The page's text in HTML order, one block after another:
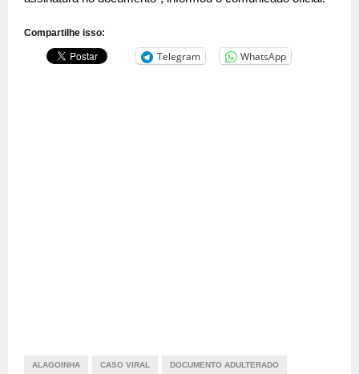
Compartilhe isso:
Telegram WhatsApp
ALAGOINHA CASO VIRAL DOCUMENTO ADULTERADO